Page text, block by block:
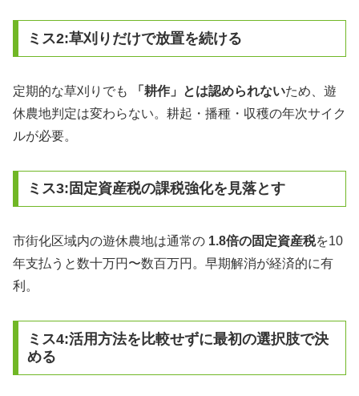
ミス2:草刈りだけで放置を続ける
定期的な草刈りでも 「耕作」とは認められないため、遊
休農地判定は変わらない。耕起・播種・収穫の年次サイク
ルが必要。
ミス3:固定資産税の課税強化を見落とす
市街化区域内の遊休農地は通常の 1.8倍の固定資産税を10
年支払うと数十万円〜数百万円。早期解消が経済的に有
利。
ミス4:活用方法を比較せずに最初の選択肢で決
める